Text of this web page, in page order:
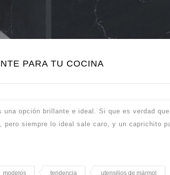
PARA TU COCINA
opción brillante e ideal. Si que es verdad que
pero siempre lo ideal sale caro, y un caprichito
modelos tendencia utensilios de mármol